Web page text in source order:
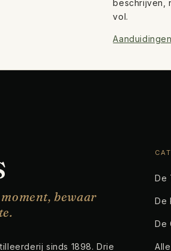
beschrijven,
vol.
bewaar
sinds 1898. Drie
De
De
De